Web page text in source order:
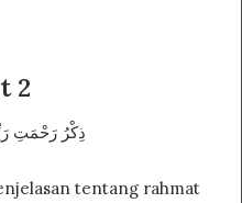
2
ذِكْرُ رَحْمَتِ
tentang rahmat